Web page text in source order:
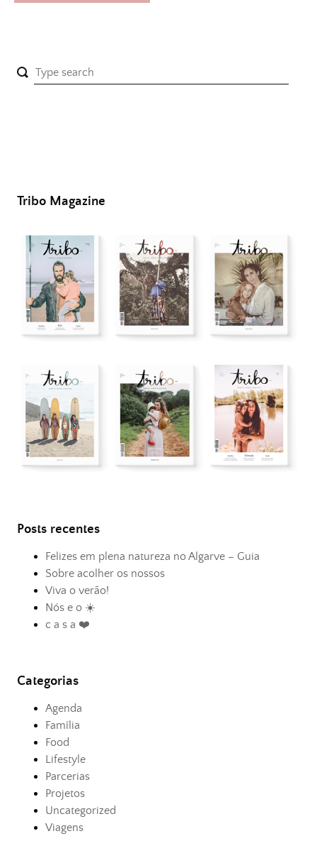
Tribo Magazine
Posts recentes
Felizes em plena natureza no Algarve – Guia
Sobre acolher os nossos
Viva o verão!
Nós e o ☀️
c a s a ❤️
Categorias
Agenda
Família
Food
Lifestyle
Parcerias
Projetos
Uncategorized
Viagens